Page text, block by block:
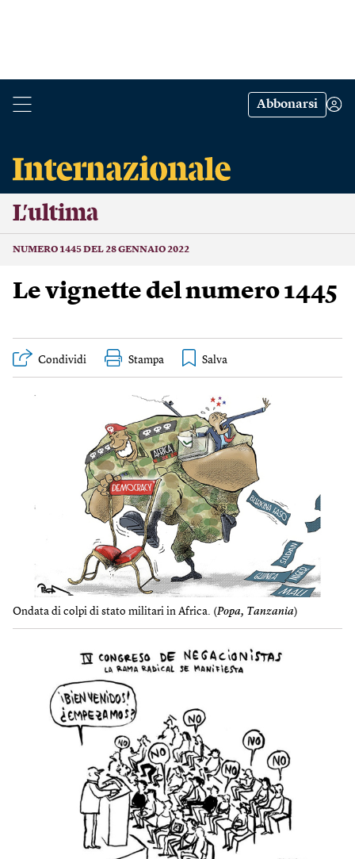
Abbonarsi
L’ultima
NUMERO 1445 DEL 28 GENNAIO 2022
Le vignette del numero 1445
Condividi Stampa
Ondata di colpi di stato militari in Africa. (Popa, Tanzania)